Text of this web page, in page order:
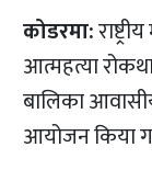
कोडरमा:
आत्महत्या
बालिका
आयोजन किया